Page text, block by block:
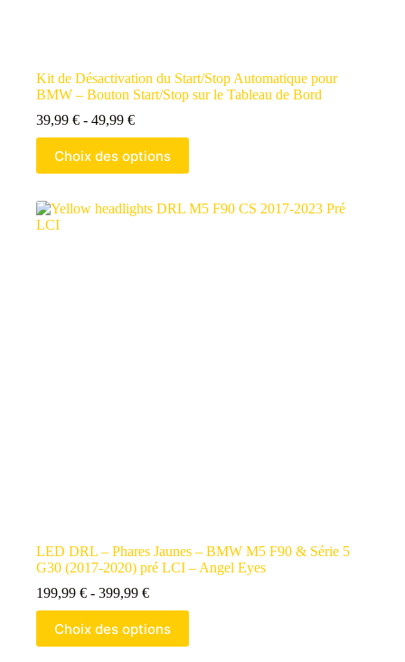
Kit de Désactivation du Start/Stop Automatique pour
BMW – Bouton Start/Stop sur le Tableau de Bord
39,99 € - 49,99 €
Choix des options
LED DRL – Phares Jaunes – BMW M5 F90 & Série 5
G30 (2017-2020) pré LCI – Angel Eyes
199,99 € - 399,99 €
Choix des options